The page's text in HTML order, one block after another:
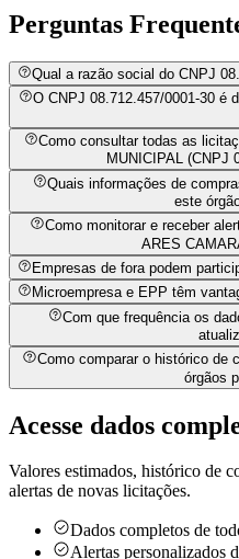
Perguntas
Qual a razão social do CNPJ
O CNPJ 08.712.457/0001-30 é
Como consultar todas as
MUNICIPAL (CNPJ
Quais informações de
este
Como monitorar e receber
ARES
Empresas de fora podem
Microempresa e EPP têm
Com que frequência os
Como comparar o histórico de
órgãos
Acesse dados
Valores estimados, histórico de
alertas de novas licitações.
Dados completos de
Alertas personalizados